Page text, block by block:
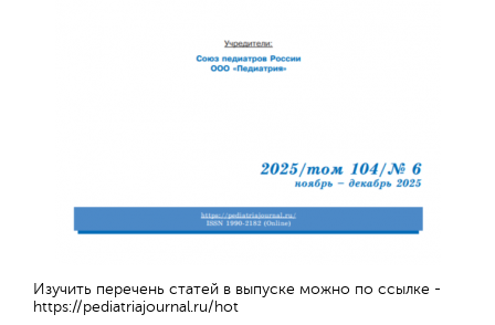
Изучить перечень статей в выпуске можно по ссылке -
https://pediatriajournal.ru/hot